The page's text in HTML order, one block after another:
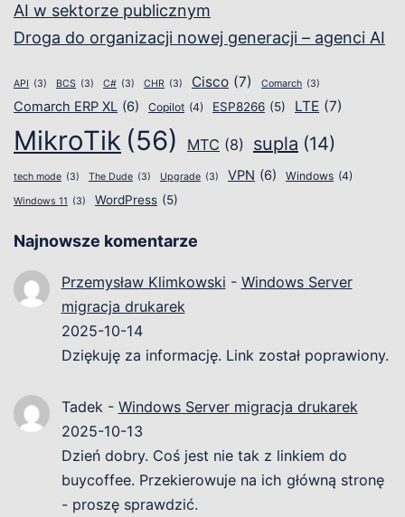
AI w sektorze publicznym
Droga do organizacji nowej generacji – agenci AI
API (3) BCS (3) C# (3) CHR (3) Cisco (7) Comarch (3)
Comarch ERP XL (6) Copilot (4) ESP8266 (5) LTE (7)
MikroTik (56) MTC (8) supla (14)
tech mode (3) The Dude (3) Upgrade (3) VPN (6) Windows (4)
Windows 11 (3) WordPress (5)
Najnowsze komentarze
Przemysław Klimkowski - Windows Server
migracja drukarek
2025-10-14
Dziękuję za informację. Link został poprawiony.
Tadek- Windows Server migracja drukarek
2025-10-13
Dzień dobry. Coś jest nie tak z linkiem do
buycoffee. Przekierowuje na ich główną stronę
- proszę sprawdzić.